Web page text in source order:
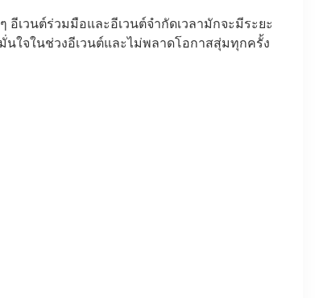
อีเวนต์ร่วมมือและอีเวนต์จำกัดเวลามักจะมีระยะ
ใจในช่วงอีเวนต์และไม่พลาดโอกาสสุ่มทุกครั้ง